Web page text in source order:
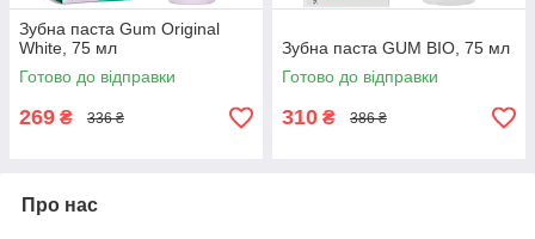
Зубна паста Gum Original
White, 75 мл
Готово до відправки
269 ₴ 336 ₴
Зубна паста GUM BIO, 75 мл
Готово до відправки
310 ₴ 386 ₴
Про нас